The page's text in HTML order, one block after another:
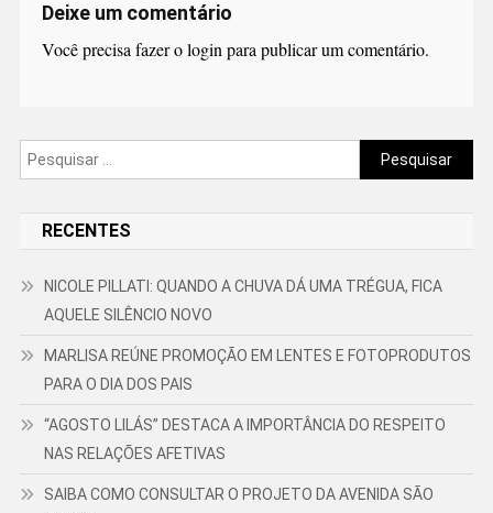
Deixe um comentário
Você precisa fazer ologin para publicar um comentário.
Pesquisar
por:
RECENTES
NICOLE PILLATI: QUANDO A CHUVA DÁ UMA TRÉGUA, FICA
AQUELE SILÊNCIO NOVO
MARLISA REÚNE PROMOÇÃO EM LENTES E FOTOPRODUTOS
PARA O DIA DOS PAIS
“AGOSTO LILÁS” DESTACA A IMPORTÂNCIA DO RESPEITO
NAS RELAÇÕES AFETIVAS
SAIBA COMO CONSULTAR O PROJETO DA AVENIDA SÃO